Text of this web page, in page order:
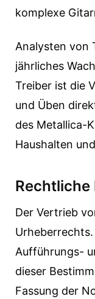
komplexe
Analysten von
jährliches
Treiber ist die
und Üben
des Metallica-
Haushalten
Der Vertrieb
Aufführungs-
dieser
Fassung der